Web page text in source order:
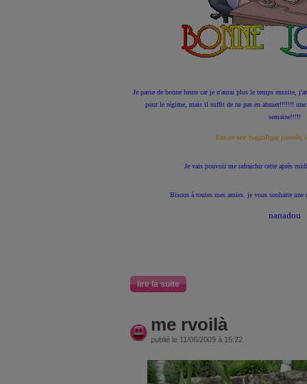
Je passe de bonne heure car je n'aurai plus le temps ensuite,
pour le régime, mais il suffit de ne pas en abuser!!!!!!!
semaine!!!!!
Encore une magnifique
Je vais pouvoir me rafraichir cette après
Bisous à toutes mes amies. je vous souhaite
nanadou
lire la suite
me rvoilà
publié le 11/06/2009 à 15:22